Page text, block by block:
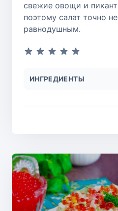
свежие овощи и
поэтому салат точно
равнодушным.
ИНГРЕДИЕНТЫ